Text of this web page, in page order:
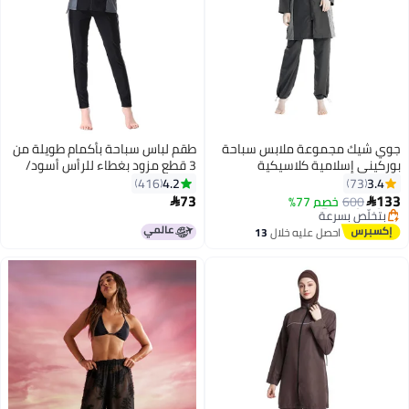
جوي شيك مجموعة ملابس سباحة
بوركيني إسلامية كلاسيكية
فضفاضة
3.4
73
133
600خصم 77%
#11 في البوركيني
توصيل مجاني
بتخلّص بسرعة
احصل عليه خلال13
اغسطس
5
طقم لباس سباحة بأكمام طويلة من
3 قطع مزود بغطاء للرأس أسود/
رمادي
4.2
416
73